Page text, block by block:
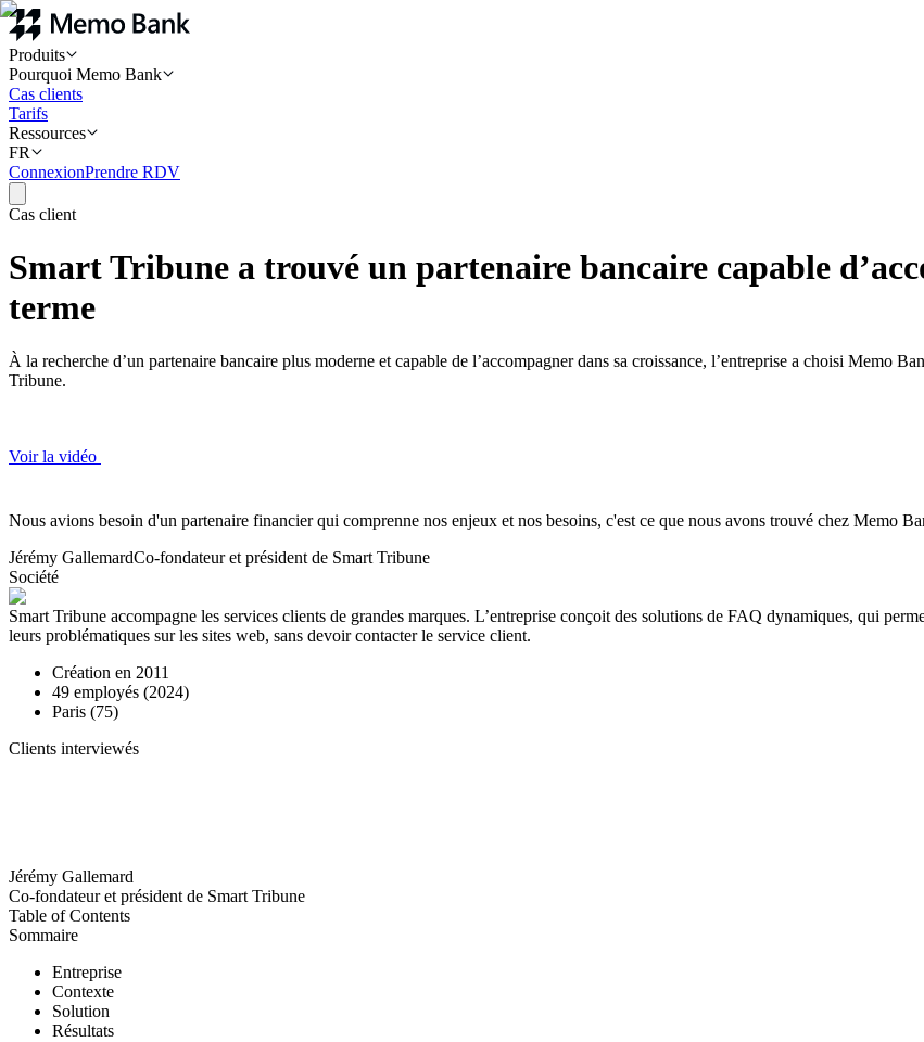
Produits
Pourquoi Memo Bank
Cas clients
Tarifs
Ressources
FR
ConnexionPrendre RDV
Cas client
Smart Tribune a trouvé un partenaire bancaire capable
terme
À la recherche d’un partenaire bancaire plus moderne et capable de l’accompagner dans sa croissance, l’entreprise a choisi Memo
Tribune.
Voir la vidéo
Nous avions besoin d'un partenaire financier qui comprenne nos enjeux et nos besoins, c'est ce que nous avons trouvé chez Memo
Jérémy GallemardCo-fondateur et président de Smart Tribune
Société
Smart Tribune accompagne les services clients de grandes marques. L’entreprise conçoit des solutions de FAQ dynamiques, qui
leurs problématiques sur les sites web, sans devoir contacter le service client.
Création en 2011
49 employés (2024)
Paris (75)
Clients interviewés
Jérémy Gallemard
Co-fondateur et président de Smart Tribune
Table of Contents
Sommaire
Entreprise
Contexte
Solution
Résultats